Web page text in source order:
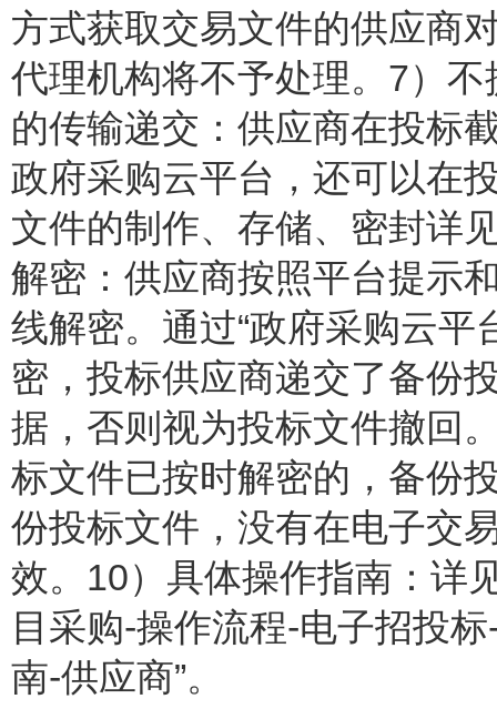
方式获取交易文件的供应商
代理机构将不予处理。7）
的传输递交：供应商在投标
政府采购云平台，还可以在
文件的制作、存储、密封详
解密：供应商按照平台提示
线解密。通过“政府采购云平
密，投标供应商递交了备份
据，否则视为投标文件撤回
标文件已按时解密的，备份
份投标文件，没有在电子交
效。10）具体操作指南：详
目采购-操作流程-电子招投
南-供应商”。